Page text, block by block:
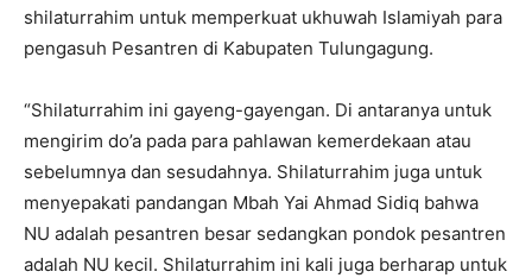
shilaturrahim untuk memperkuat ukhuwah Islamiyah para
pengasuh Pesantren di Kabupaten Tulungagung.
“Shilaturrahim ini gayeng-gayengan. Di antaranya untuk
mengirim do’a pada para pahlawan kemerdekaan atau
sebelumnya dan sesudahnya. Shilaturrahim juga untuk
menyepakati pandangan Mbah Yai Ahmad Sidiq bahwa
NU adalah pesantren besar sedangkan pondok pesantren
adalah NU kecil. Shilaturrahim ini kali juga berharap untuk